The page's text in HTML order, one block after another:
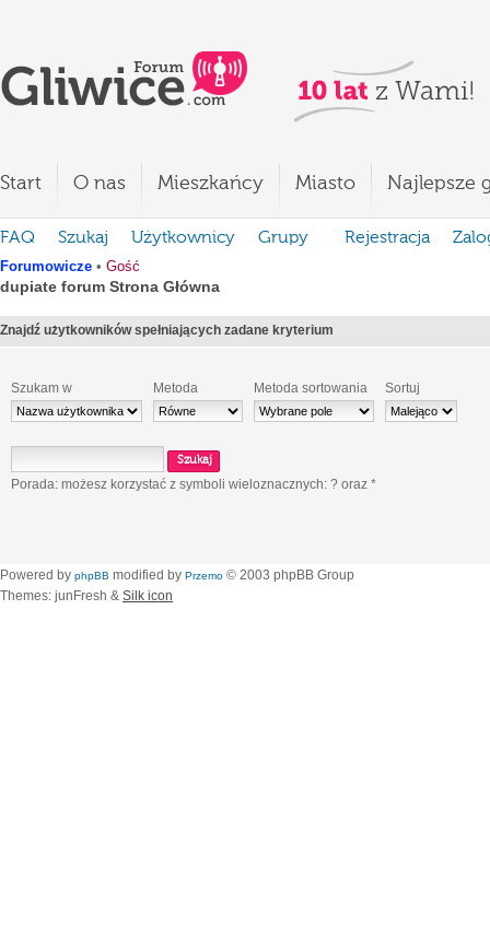
Start O nas Mieszkańcy Miasto Najlepsze
FAQ Szukaj Użytkownicy Grupy Rejestracja
Forumowicze • Gość
dupiate forum Strona Główna
Znajdź użytkowników spełniających zadane kryterium
Szukam w Metoda Metoda sortowania Sortuj
Porada: możesz korzystać z symboli wieloznacznych: ? oraz *
Powered by phpBB modified by Przemo © 2003 phpBB Group
Themes: junFresh & Silk icon